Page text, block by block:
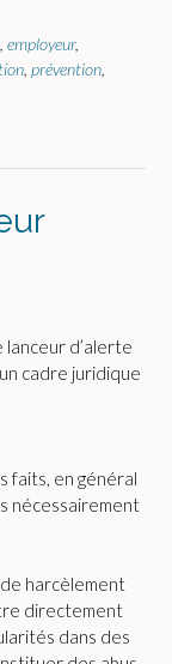
employeur,
prévention
lanceur d’alerte
cadre juridique
faits, en général
nécessairement
harcèlement
directement
dans des